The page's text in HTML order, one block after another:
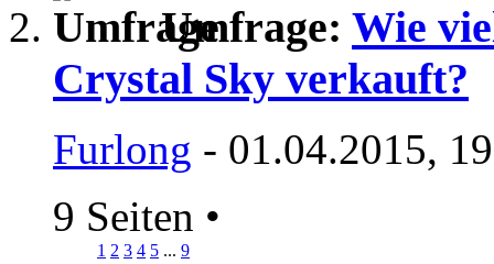
Umfrage: Wie
Crystal Sky verkauft?
Furlong - 01.04.2015,
9 Seiten •
1 2 3 4 5 ... 9